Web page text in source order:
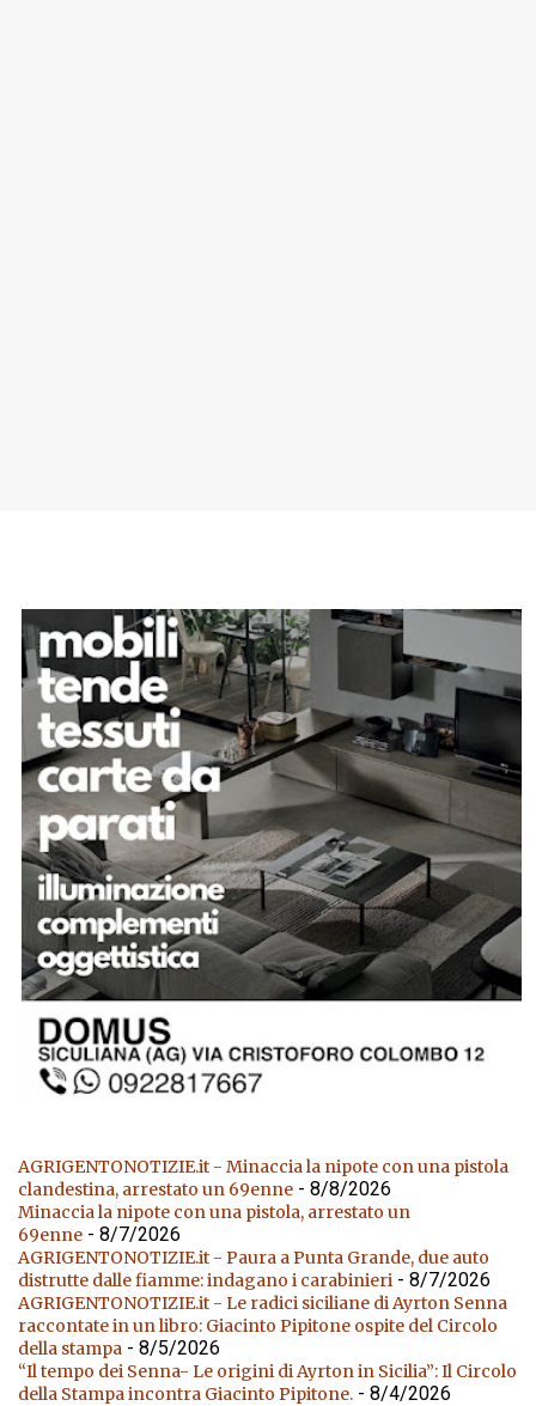
AGRIGENTONOTIZIE.it - Minaccia la nipote con una pistola
clandestina, arrestato un 69enne - 8/8/2026
Minaccia la nipote con una pistola, arrestato un
69enne - 8/7/2026
AGRIGENTONOTIZIE.it - Paura a Punta Grande, due auto
distrutte dalle fiamme: indagano i carabinieri - 8/7/2026
AGRIGENTONOTIZIE.it - Le radici siciliane di Ayrton Senna
raccontate in un libro: Giacinto Pipitone ospite del Circolo
della stampa - 8/5/2026
“Il tempo dei Senna- Le origini di Ayrton in Sicilia”: Il Circolo
della Stampa incontra Giacinto Pipitone. - 8/4/2026